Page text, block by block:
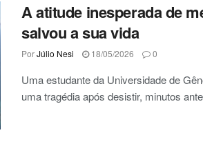
A atitude inesperada de
salvou a sua vida
PorJúlio Nesi 18/05/2026 0
Uma estudante da Universidade de
uma tragédia após desistir, minutos